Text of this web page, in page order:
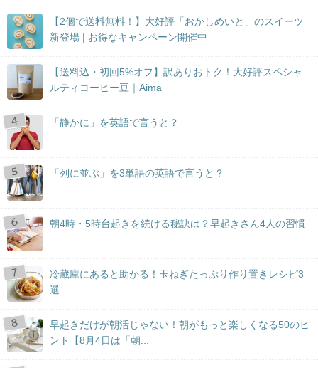
【2個で送料無料！】大好評「おかしめいと」のスイーツ
新登場 | お得なキャンペーン開催中
【送料込・初回5%オフ】訳ありおトク！大好評スペシャ
ルティコーヒー豆｜Aima
「静かに」を英語で言うと？
「列に並ぶ」を3単語の英語で言うと？
朝4時・5時台起きを続ける秘訣は？早起きさん4人の習慣
冷蔵庫にあると助かる！玉ねぎたっぷり作り置きレシピ3
選
早起きだけが朝活じゃない！朝がもっと楽しくなる50のヒ
ント【8月4日は「朝...